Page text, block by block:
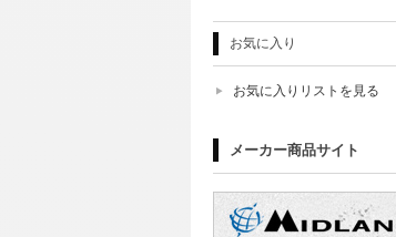
お気に入り
お気に入りリストを見る
メーカー商品サイト